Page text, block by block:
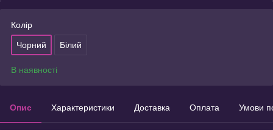
Колір
Чорний Білий
В наявності
Опис Характеристики Доставка Оплата Умови